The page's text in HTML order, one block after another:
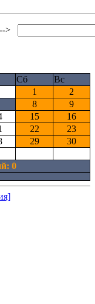
-->
Сб
Вс
1
2
8
9
15
16
22
23
29
30
0